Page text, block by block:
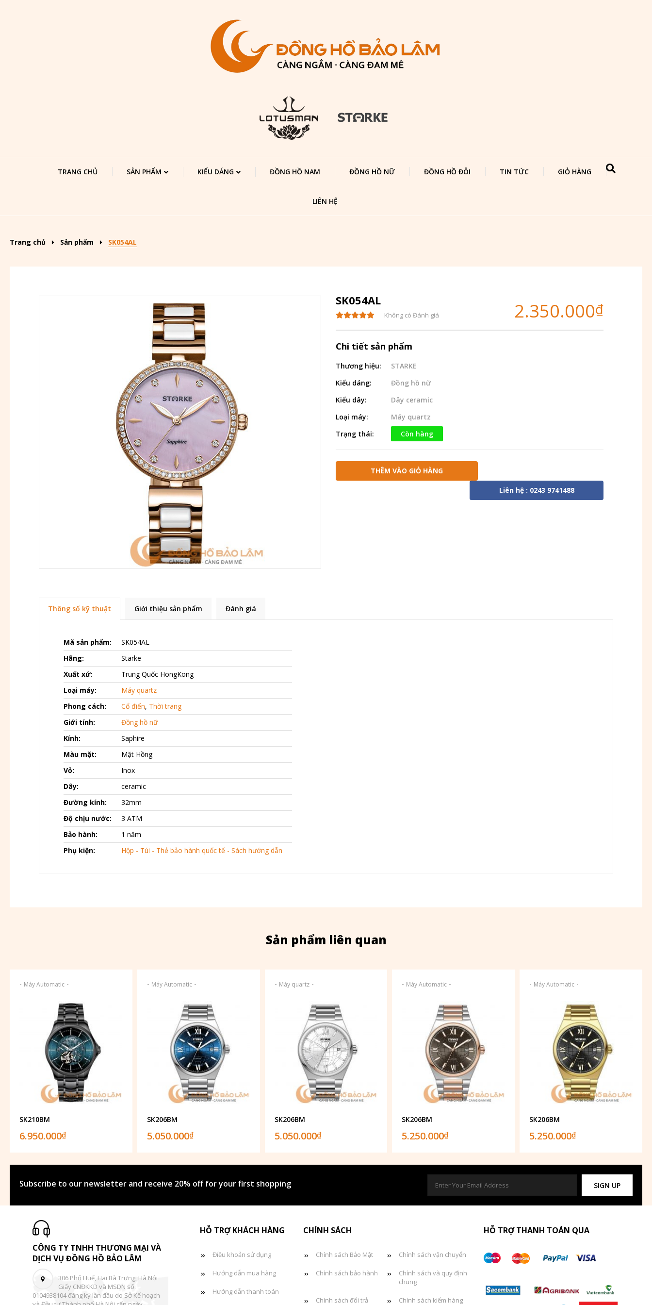
TRANG CHỦ SẢN PHẨM KIỂU DÁNG ĐỒNG HỒ NAM ĐỒNG HỒ NỮ ĐỒNG HỒ ĐÔI TIN TỨC GIỎ HÀNG
LIÊN HỆ
Trang chủ Sản phẩm SK054AL
SK054AL
Không có Đánh giá 2.350.000₫
Chi tiết sản phẩm
Thương hiệu:
STARKE
Kiểu dáng:
Đồng hồ nữ
Kiểu dây:
Dây ceramic
Loại máy:
Máy quartz
Trạng thái:
Còn hàng
THÊM VÀO GIỎ HÀNG
Liên hệ : 0243 9741488
Thông số kỹ thuật Giới thiệu sản phẩm Đánh giá
Mã sản phẩm:
SK054AL
Hãng:
Starke
Xuất xứ:
Trung Quốc HongKong
Loại máy:
Máy quartz
Phong cách:
Cổ điển, Thời trang
Giới tính:
Đồng hồ nữ
Kính:
Saphire
Màu mặt:
Mặt Hồng
Vỏ:
Inox
Dây:
ceramic
Đường kính:
32mm
Độ chịu nước:
3 ATM
Bảo hành:
1 năm
Phụ kiện:
Hộp - Túi - Thẻ bảo hành quốc tế - Sách hướng dẫn
Sản phẩm liên quan
- Máy Automatic -
SK210BM
6.950.000₫
- Máy Automatic-
SK206BM
5.050.000₫
- Máy quartz-
SK206BM
5.050.000₫
- Máy Automatic -
SK206BM
5.250.000₫
- Máy Automatic -
SK206BM
5.250.000₫
Subscribe to our newsletter and receive 20% off for your first shopping SIGN UP
CÔNG TY TNHH THƯƠNG MẠI VÀ
DỊCH VỤ ĐỒNG HỒ BẢO LÂM
306 Phố Huế, Hai Bà Trưng, Hà Nội
Giấy CNĐKKD và MSDN số:
0104938104 đăng ký lần đầu do Sở Kế hoạch
HỖ TRỢ KHÁCH HÀNG
Điều khoản sử dụng
Hướng dẫn mua hàng
Hướng dẫn thanh toán
CHÍNH SÁCH
Chính sách Bảo Mật Chính sách vận chuyển
Chính sách bảo hành
Chính sách và quy định
chung
Chính sách đổi trả Chính sách kiểm hàng
HỖ TRỢ THANH TOÁN QUA